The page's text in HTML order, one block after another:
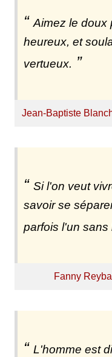
Aimez le doux
heureux, et
vertueux.
Jean-Baptiste
Si l'on veut
savoir se
parfois l'un sans
Fanny
L'homme est